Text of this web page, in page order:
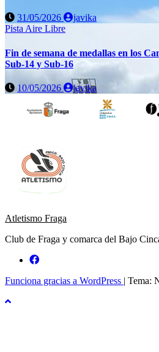
31/05/2026
javika
Pista Aire Libre
Fin de semana de medallas en los
Sub-14 y Sub-16
10/05/2026 javika
Atletismo Fraga
Club de Fraga y comarca del Bajo
Funciona gracias a WordPress | Tema: